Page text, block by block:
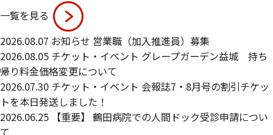
一覧を見る
2026.08.07 お知らせ 営業職（加入推進員）募集
2026.08.05 チケット・イベント グレープガーデン益城 持ち
帰り料金価格変更について
2026.07.30 チケット・イベント 会報誌7・8月号の割引チケッ
トを本日発送しました！
2026.06.25
【重要】 鶴田病院での人間ドック受診申請につい